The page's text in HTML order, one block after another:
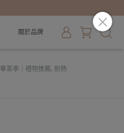
關於品牌
畢業季｜禮物推薦, 耐熱